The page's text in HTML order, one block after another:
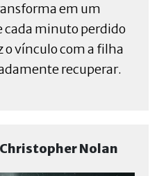
em um
cada minuto perdido
o vínculo com a filha
recuperar.
Nolan